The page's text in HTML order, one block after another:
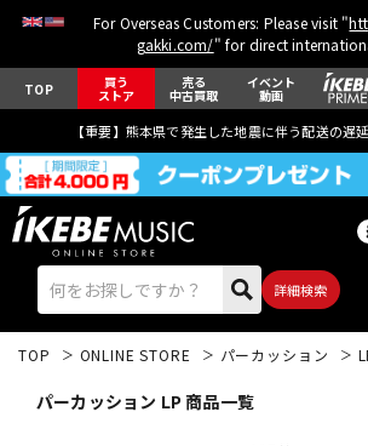
For Overseas Customers: Please visit "
gakki.com/" for direct
TOP 買う
ストア
売る
中古買取
イベント
動画
【重要】熊本県で発生した地震に伴う配送の遅
詳細検索
TOP ONLINE STORE パーカッション
パーカッション LP 商品一覧